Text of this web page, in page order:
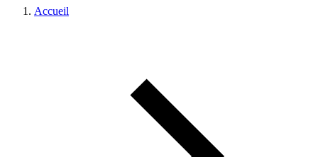
Accueil